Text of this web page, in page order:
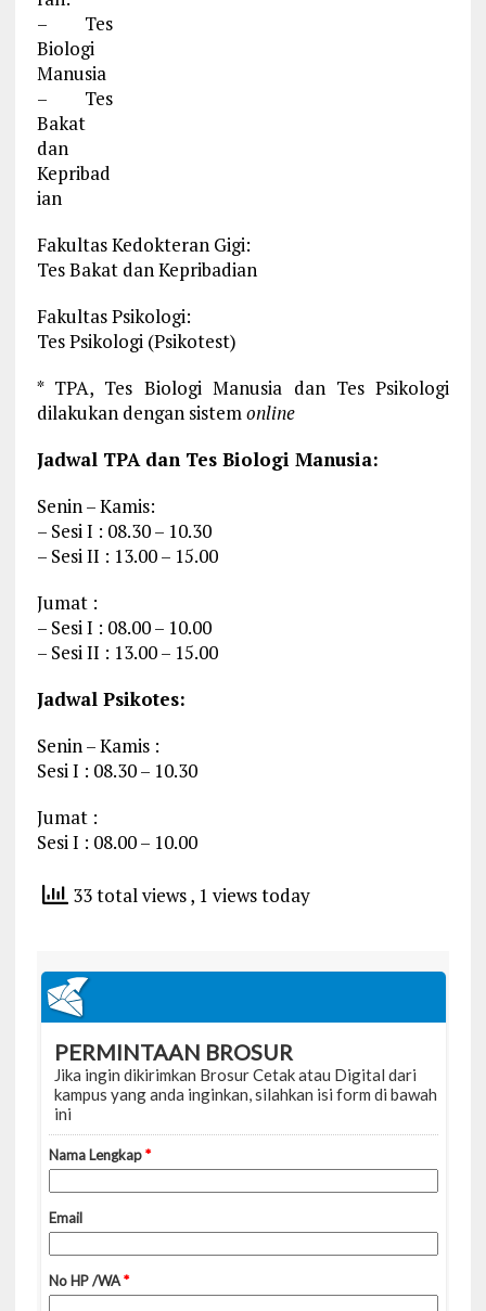
– Tes
Biologi
Manusia
– Tes
Bakat
dan
Kepribad
ian
Fakultas Kedokteran Gigi:
Tes Bakat dan Kepribadian
Fakultas Psikologi:
Tes Psikologi (Psikotest)
* TPA, Tes Biologi Manusia dan Tes Psikologi
dilakukan dengan sistemonline
Jadwal TPA dan Tes Biologi Manusia:
Senin – Kamis:
– Sesi I : 08.30 – 10.30
– Sesi II : 13.00 – 15.00
Jumat :
– Sesi I : 08.00 – 10.00
– Sesi II : 13.00 – 15.00
Jadwal Psikotes:
Senin – Kamis :
Sesi I : 08.30 – 10.30
Jumat :
Sesi I : 08.00 – 10.00
33 total views, 1 views today